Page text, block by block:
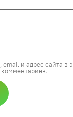
и адрес сайта в